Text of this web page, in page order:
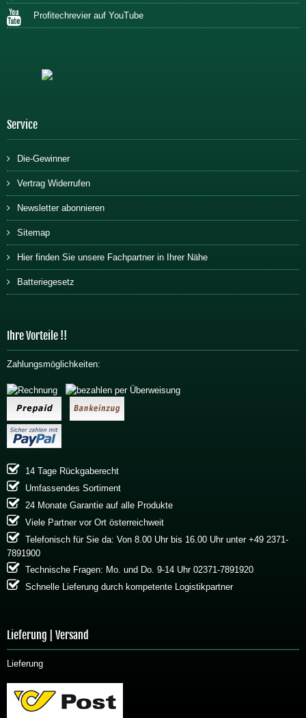
Profitechrevier auf YouTube
Service
Die-Gewinner
Vertrag Widerrufen
Newsletter abonnieren
Sitemap
Hier finden Sie unsere Fachpartner in Ihrer Nähe
Batteriegesetz
Ihre Vorteile !!
Zahlungsmöglichkeiten:
14 Tage Rückgaberecht
Umfassendes Sortiment
24 Monate Garantie auf alle Produkte
Viele Partner vor Ort österreichweit
Telefonisch für Sie da: Von 8.00 Uhr bis 16.00 Uhr unter +49 2371-
7891900
Technische Fragen: Mo. und Do. 9-14 Uhr 02371-7891920
Schnelle Lieferung durch kompetente Logistikpartner
Lieferung | Versand
Lieferung